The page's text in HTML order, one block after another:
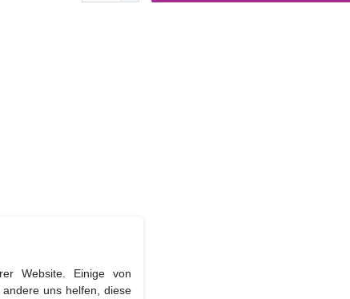
Website. Einige von
uns helfen, diese